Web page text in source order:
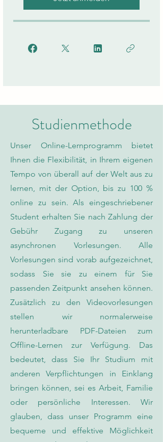
Studienmethode
Unser Online-Lernprogramm bietet
Ihnen die Flexibilität, in Ihrem eigenen
Tempo von überall auf der Welt aus zu
lernen, mit der Option, bis zu 100 %
online zu sein. Als eingeschriebener
Student erhalten Sie nach Zahlung der
Gebühr Zugang zu unseren
asynchronen Vorlesungen. Alle
Vorlesungen sind vorab aufgezeichnet,
sodass Sie sie zu einem für Sie
passenden Zeitpunkt ansehen können.
Zusätzlich zu den Videovorlesungen
stellen wir normalerweise
herunterladbare PDF-Dateien zum
Offline-Lernen zur Verfügung. Das
bedeutet, dass Sie Ihr Studium mit
anderen Verpflichtungen in Einklang
bringen können, sei es Arbeit, Familie
oder persönliche Interessen. Wir
glauben, dass unser Programm eine
bequeme und effektive Möglichkeit